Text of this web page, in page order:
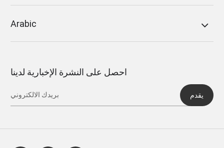
Arabic
احصل على النشرة الإخبارية لدينا
يقدم